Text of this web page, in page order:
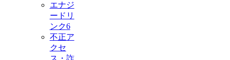
エナジ
ードリ
ンク6
不正ア
クセ